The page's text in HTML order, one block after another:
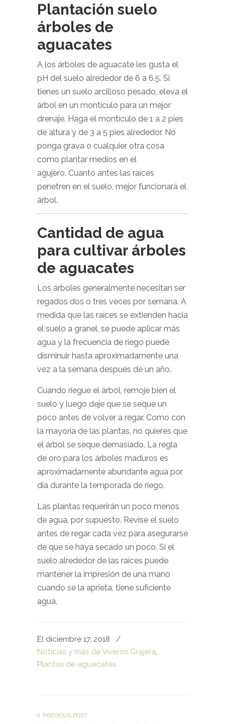
Plantación suelo
árboles de
aguacates
A los árboles de aguacate les gusta el
pH del suelo alrededor de 6 a 6.5. Si
tienes un suelo arcilloso pesado, eleva el
árbol en un montículo para un mejor
drenaje. Haga el montículo de 1 a 2 pies
de altura y de 3 a 5 pies alrededor. No
ponga grava o cualquier otra cosa
como plantar medios en el
agujero. Cuanto antes las raíces
penetren en el suelo, mejor funcionará el
árbol.
Cantidad de agua
para cultivar árboles
de aguacates
Los árboles generalmente necesitan ser
regados dos o tres veces por semana. A
medida que las raíces se extienden hacia
el suelo a granel, se puede aplicar más
agua y la frecuencia de riego puede
disminuir hasta aproximadamente una
vez a la semana después de un año.
Cuando riegue el árbol, remoje bien el
suelo y luego deje que se seque un
poco antes de volver a regar. Como con
la mayoría de las plantas, no quieres que
el árbol se seque demasiado. La regla
de oro para los árboles maduros es
aproximadamente abundante agua por
día durante la temporada de riego.
Las plantas requerirán un poco menos
de agua, por supuesto. Revise el suelo
antes de regar cada vez para asegurarse
de que se haya secado un poco. Si el
suelo alrededor de las raíces puede
mantener la impresión de una mano
cuando se la aprieta, tiene suficiente
agua.
El diciembre 17, 2018
/
Noticias y más de Viveros Grajera,
Plantas de aguacates
PREVIOUS POST